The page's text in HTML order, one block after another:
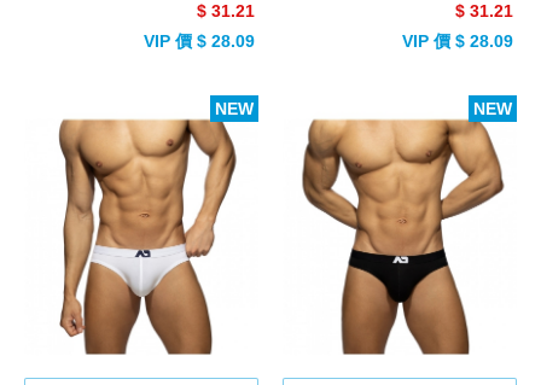
$ 31.21
VIP 價 $ 28.09
$ 31.21
VIP 價 $ 28.09
NEW NEW